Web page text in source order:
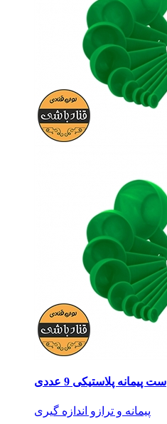
ست پیمانه پلاستیکی 9 عددی
پیمانه و ترازو اندازه گیری